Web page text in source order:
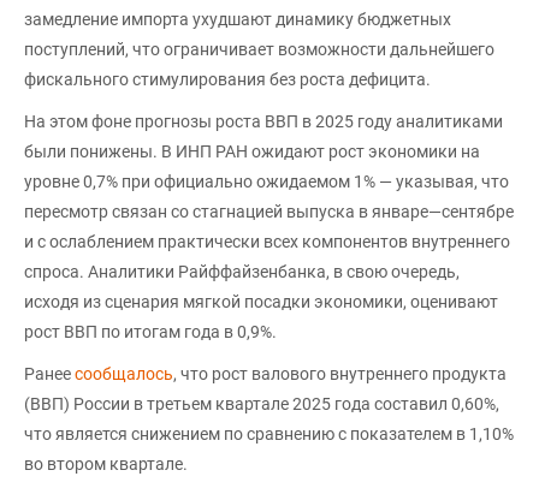
замедление импорта ухудшают динамику бюджетных
поступлений, что ограничивает возможности дальнейшего
фискального стимулирования без роста дефицита.
На этом фоне прогнозы роста ВВП в 2025 году аналитиками
были понижены. В ИНП РАН ожидают рост экономики на
уровне 0,7% при официально ожидаемом 1% — указывая, что
пересмотр связан со стагнацией выпуска в январе—сентябре
и с ослаблением практически всех компонентов внутреннего
спроса. Аналитики Райффайзенбанка, в свою очередь,
исходя из сценария мягкой посадки экономики, оценивают
рост ВВП по итогам года в 0,9%.
Ранеесообщалось, что рост валового внутреннего продукта
(ВВП) России в третьем квартале 2025 года составил 0,60%,
что является снижением по сравнению с показателем в 1,10%
во втором квартале.